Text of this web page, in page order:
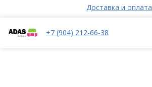
Доставка и оплата
+7 (904) 212-66-38